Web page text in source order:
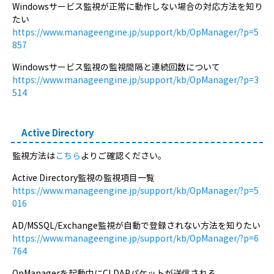
Windowsサービス監視が正常に動作しない場合の対応方法を知り
たい
https://www.manageengine.jp/support/kb/OpManager/?p=5
857
Windowsサービス監視の監視間隔と連続回数について
https://www.manageengine.jp/support/kb/OpManager/?p=3
514
Active Directory
監視方法はこちら よりご確認ください。
Active Directory監視の監視項目一覧
https://www.manageengine.jp/support/kb/OpManager/?p=5
016
AD/MSSQL/Exchange監視が自動で登録されない方法を知りたい
https://www.manageengine.jp/support/kb/OpManager/?p=6
764